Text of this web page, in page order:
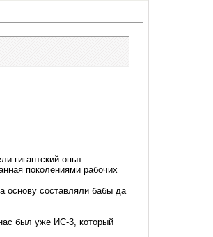
гигантский опыт
поколениями рабочих
основу составляли бабы да
был уже ИС-3, который